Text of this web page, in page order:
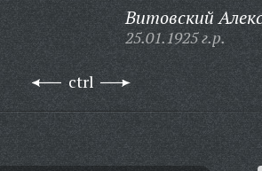
Витовский
25.01.1925 г.р.
ctrl